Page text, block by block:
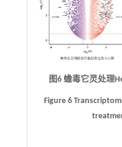
图6 蟾毒它灵处理
Figure 6